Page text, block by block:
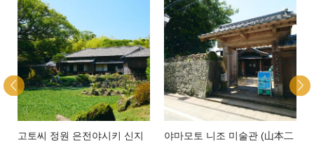
고토씨 정원 은전야시키 신지
야마모토 니조 미술관 (山本二